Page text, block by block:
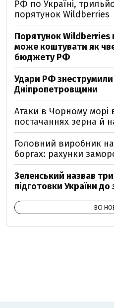
РФ по Україні,
порятунок Wildberries
Порятунок Wildberries
може коштувати як
бюджету РФ
Удари РФ
Дніпропетровщини
Атаки в Чорному морі
постачаннях зерна й
Головний виробник
боргах: рахунки
Зеленський назвав
підготовки України до
ВСІ